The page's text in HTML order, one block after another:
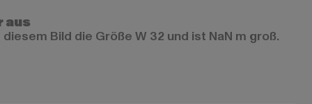
aus
Bild die Größe W 32 und ist NaN m groß.